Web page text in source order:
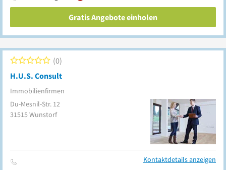
Gratis Angebote einholen
H.U.S. Consult
Immobilienfirmen
0
Du-Mesnil-Str. 12
31515Wunstorf
Kontaktdetails anzeigen